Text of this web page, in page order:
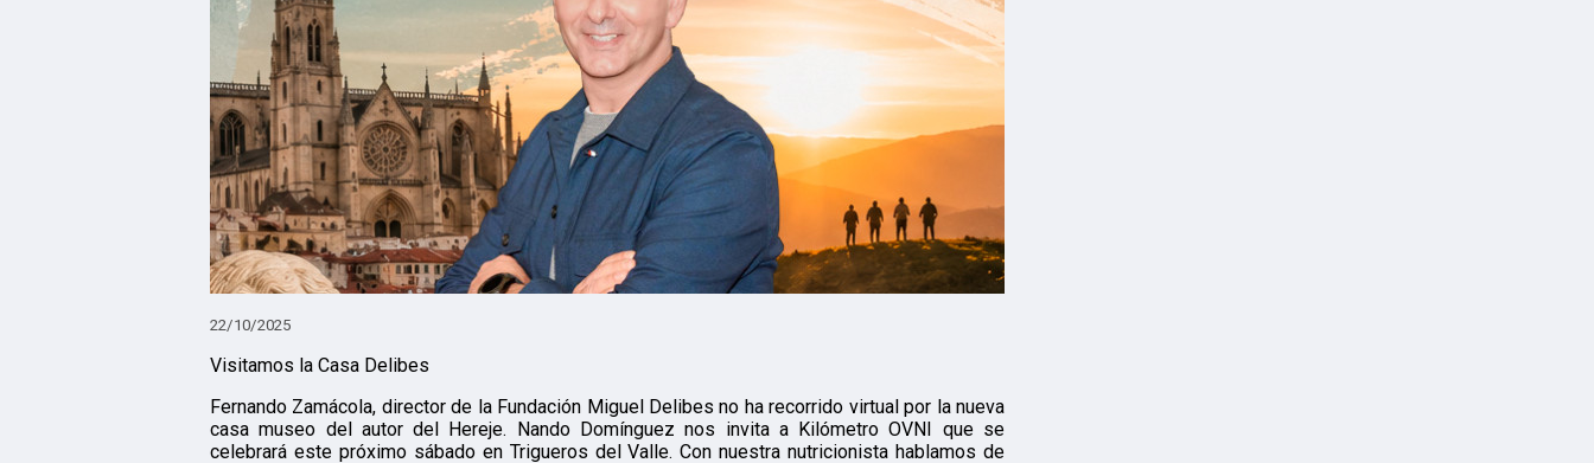
22/10/2025
Visitamos la Casa Delibes
Fernando Zamácola, director de la Fundación Miguel Delibes no ha recorrido virtual por la nueva
casa museo del autor del Hereje. Nando Domínguez nos invita a Kilómetro OVNI que se
celebrará este próximo sábado en Trigueros del Valle. Con nuestra nutricionista hablamos de